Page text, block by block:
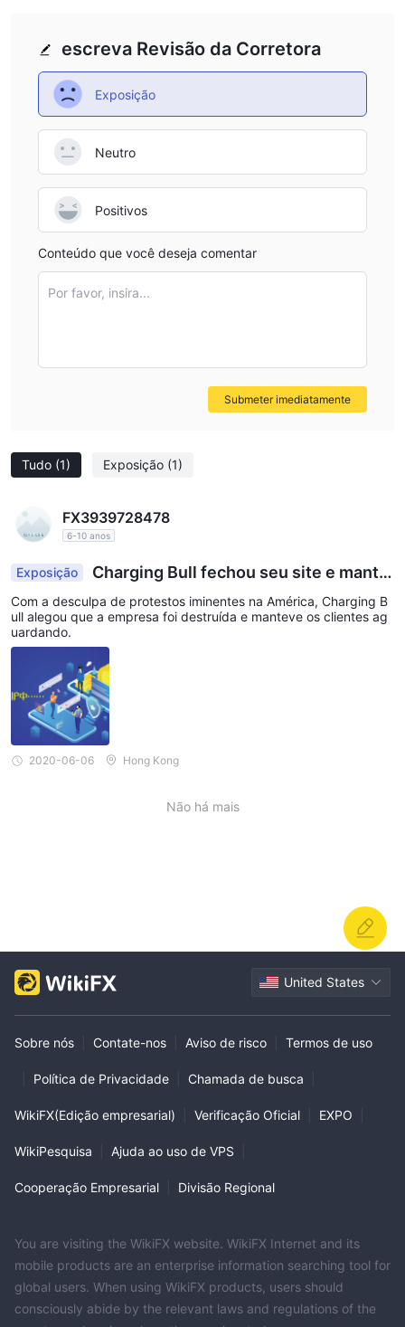
Tudo (1) Exposição (1)
FX3939728478
6-10 anos
Exposição
Charging Bull fechou seu site e mante
ve os clientes aguardando.
Com a desculpa de protestos iminentes na América, Charging B
ull alegou que a empresa foi destruída e manteve os clientes ag
uardando.
2020-06-06 Hong Kong
Não há mais
escreva Revisão da Corretora
Exposição
Neutro
Positivos
Conteúdo que você deseja comentar
Por favor, insira...
Submeter imediatamente
United States
Sobre nós Contate-nos Aviso de risco Termos de uso
Política de Privacidade Chamada de busca
WikiFX(Edição empresarial) Verificação Oficial EXPO
WikiPesquisa Ajuda ao uso de VPS
Cooperação Empresarial Divisão Regional
You are visiting the WikiFX website. WikiFX Internet and its
mobile products are an enterprise information searching tool for
global users. When using WikiFX products, users should
consciously abide by the relevant laws and regulations of the